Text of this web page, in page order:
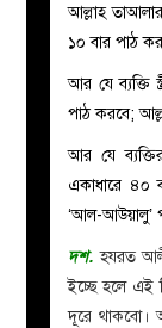
আল্লাহ
১০ বার পাঠ
আর যে ব্যক্তি
পাঠ করবে;
আর যে
একাধারে ৪০
‘আল-আউয়ালু’
দশ.হযরত
ইচ্ছে হলে এই
দূরে থাকবো।